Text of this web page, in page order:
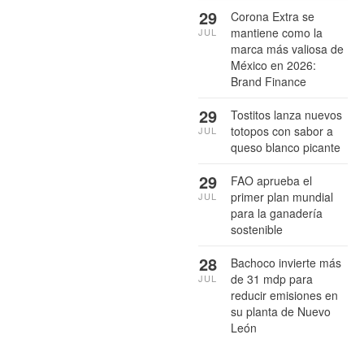
Corona Extra se
mantiene como la
marca más valiosa de
México en 2026:
Brand Finance
29
JUL
Tostitos lanza nuevos
totopos con sabor a
queso blanco picante
29
JUL
FAO aprueba el
primer plan mundial
para la ganadería
sostenible
29
JUL
Bachoco invierte más
de 31 mdp para
reducir emisiones en
su planta de Nuevo
León
28
JUL